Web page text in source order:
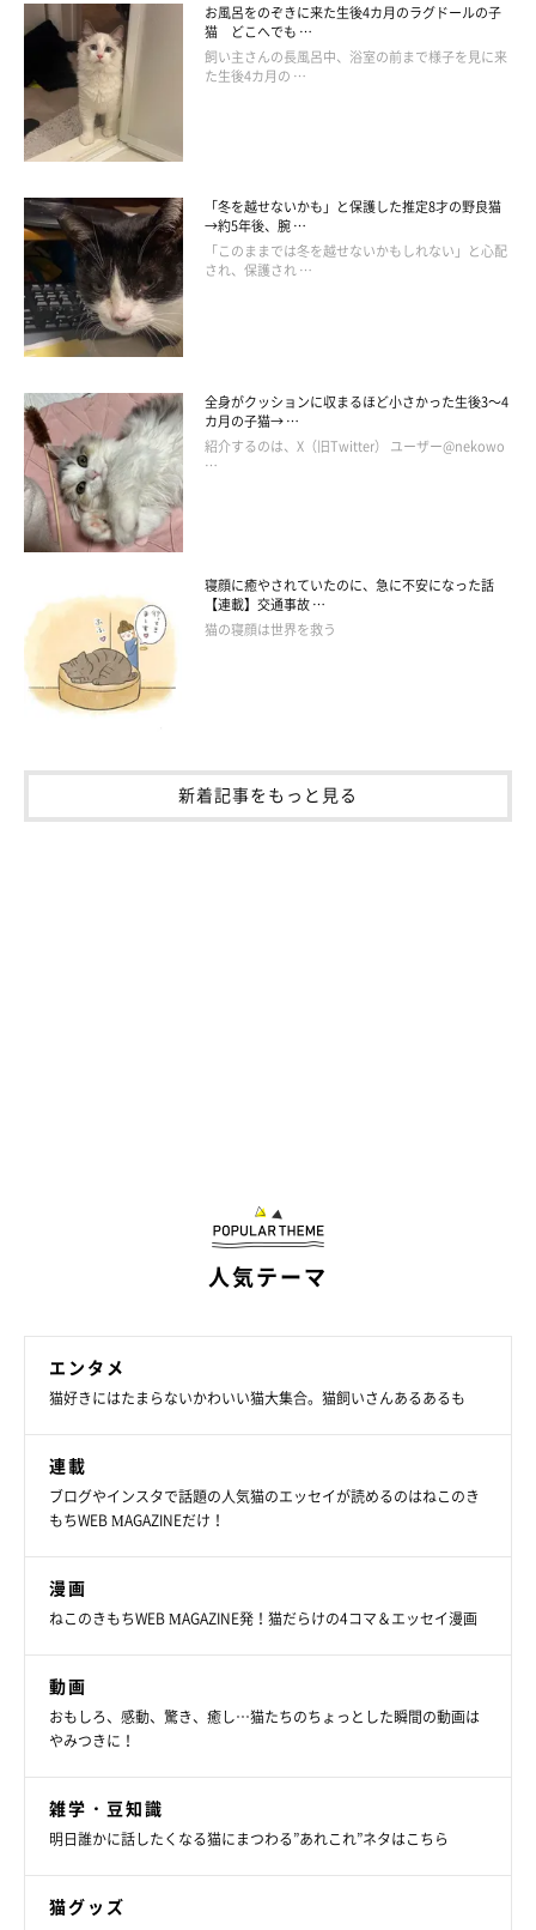
＠shinnosuke0710
すっ……( ˘ω˘)♡
遊び疲れちゃったのかな？ おやすみモードに入る銀二ちゃん♡
遊んでる途中で突然スイッチOFF！🤣 そんな2人を眺めな
がら、ママはエアロバイクを漕ぎ漕ぎ🎶🚴‍♀️✨ *
暮らし #いぬのきもち #ねこのきもち #しんと銀
しんパパ しんママ
とある日のふたりのかわいいやりとりに、思わずほっこりしてし
お風呂をのぞきに来た生後4カ月のラグドールの子
猫 どこへでも …
飼い主さんの長風呂中、浴室の前まで様子を見に来
た生後4カ月の …
「冬を越せないかも」と保護した推定8才の野良猫
→約5年後、腕 …
「このままでは冬を越せないかもしれない」と心配
され、保護され …
全身がクッションに収まるほど小さかった生後3～4
カ月の子猫→ …
紹介するのは、X（旧Twitter） ユーザー@nekowo
…
寝顔に癒やされていたのに、急に不安になった話
【連載】交通事故 …
猫の寝顔は世界を救う
新着記事をもっと見る
人気テーマ
エンタメ
猫好きにはたまらないかわいい猫大集合。猫飼いさんあるあるも
連載
ブログやインスタで話題の人気猫のエッセイが読めるのはねこのき
もちWEB MAGAZINEだけ！
漫画
ねこのきもちWEB MAGAZINE発！猫だらけの4コマ＆エッセイ漫画
動画
おもしろ、感動、驚き、癒し…猫たちのちょっとした瞬間の動画は
やみつきに！
雑学・豆知識
明日誰かに話したくなる猫にまつわる”あれこれ”ネタはこちら
猫グッズ